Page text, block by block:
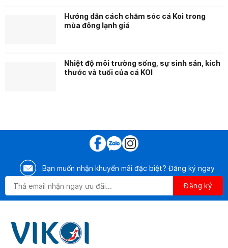
Hướng dẫn cách chăm sóc cá Koi trong
mùa đông lạnh giá
Nhiệt độ môi trường sống, sự sinh sản, kích
thước và tuổi của cá KOI
Bạn muốn nhận khuyến mãi đặc biệt? Đăng ký ngay